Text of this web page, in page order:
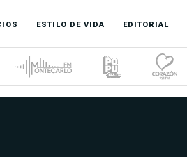
ESTILO DE VIDA EDITORIAL